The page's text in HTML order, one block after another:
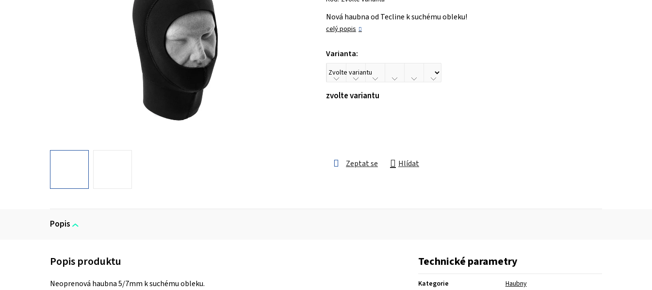
3,0
z 5
Nová haubna od Tecline k suchému obleku!
celý popis
Varianta:
zvolte variantu
Zeptat se Hlídat
Popis
Neoprenová haubna 5/7mm k suchému obleku.
Technické parametry
Kategorie Haubny